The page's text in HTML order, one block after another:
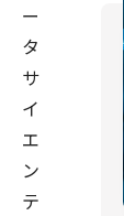
ー
タ
サ
イ
エ
ン
テ